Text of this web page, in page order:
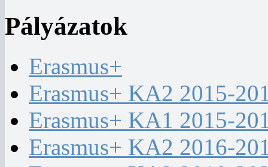
Pályázatok
Erasmus+
Erasmus+ KA2 2015-
Erasmus+ KA1 2015-
Erasmus+ KA2 2016-